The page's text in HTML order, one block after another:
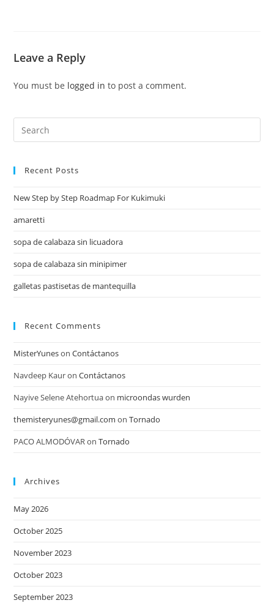
Leave a Reply
You must be logged in to post a comment.
Recent Posts
New Step by Step Roadmap For Kukimuki
amaretti
sopa de calabaza sin licuadora
sopa de calabaza sin minipimer
galletas pastisetas de mantequilla
Recent Comments
MisterYunesonContáctanos
Navdeep KauronContáctanos
Nayive Selene Atehortuaon microondas wurden
themisteryunes@gmail.com onTornado
PACO ALMODÓVARonTornado
Archives
May 2026
October 2025
November 2023
October 2023
September 2023